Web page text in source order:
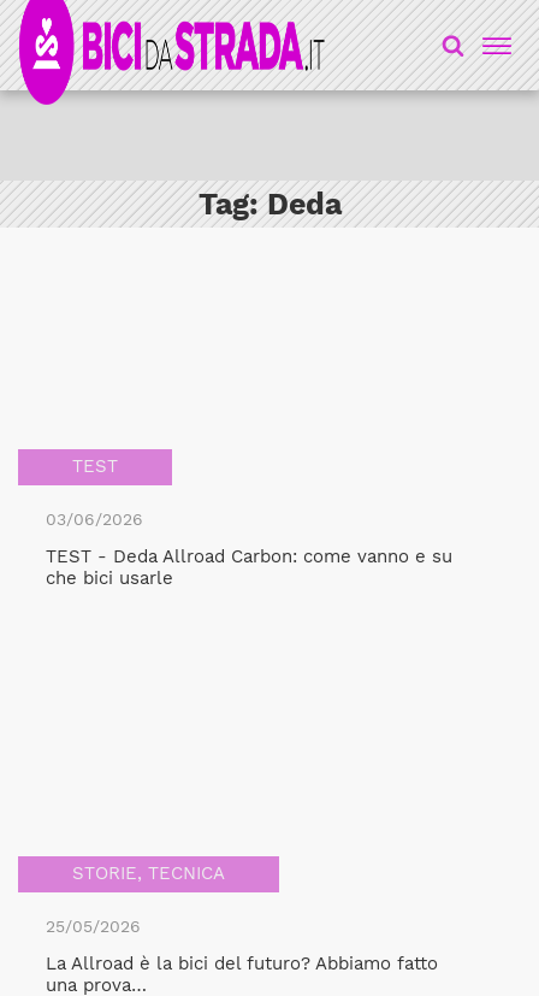
Tag:Deda
TEST
03/06/2026
TEST - Deda Allroad Carbon: come vanno e su
che bici usarle
STORIE, TECNICA
25/05/2026
La Allroad è la bici del futuro? Abbiamo fatto
una prova…